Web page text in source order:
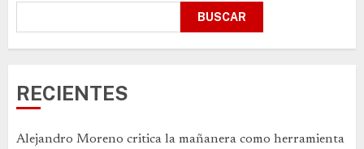
BUSCAR
RECIENTES
Alejandro Moreno critica la mañanera como herramienta